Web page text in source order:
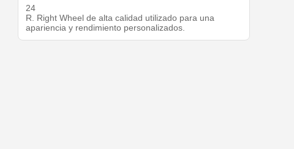
24
R. Right Wheel de alta calidad utilizado para una
apariencia y rendimiento personalizados.